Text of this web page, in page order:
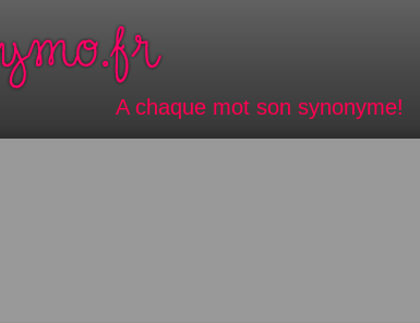
A chaque mot son synonyme!